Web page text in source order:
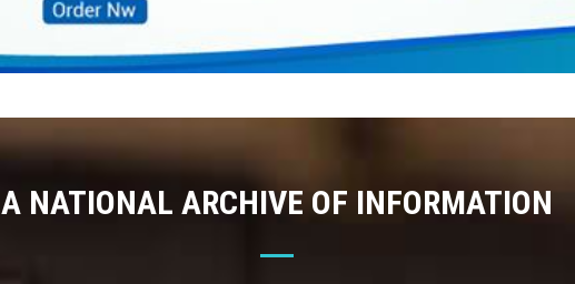
A NATIONAL ARCHIVE OF INFORMATION